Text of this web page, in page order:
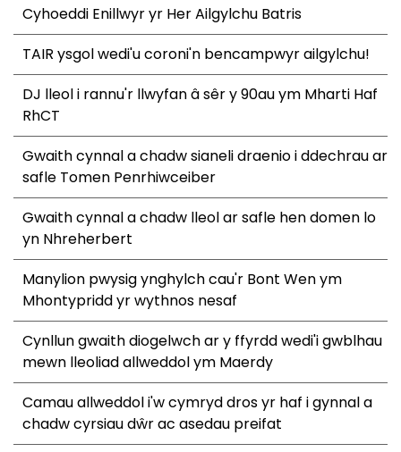
Cyhoeddi Enillwyr yr Her Ailgylchu Batris
TAIR ysgol wedi'u coroni'n bencampwyr ailgylchu!
DJ lleol i rannu'r llwyfan â sêr y 90au ym Mharti Haf
RhCT
Gwaith cynnal a chadw sianeli draenio i ddechrau ar
safle Tomen Penrhiwceiber
Gwaith cynnal a chadw lleol ar safle hen domen lo
yn Nhreherbert
Manylion pwysig ynghylch cau'r Bont Wen ym
Mhontypridd yr wythnos nesaf
Cynllun gwaith diogelwch ar y ffyrdd wedi'i gwblhau
mewn lleoliad allweddol ym Maerdy
Camau allweddol i'w cymryd dros yr haf i gynnal a
chadw cyrsiau dŵr ac asedau preifat